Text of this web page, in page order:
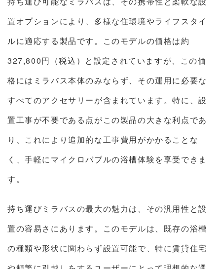
置オプションにより、多様な住環境やライフスタイ
ルに適応する製品です。このモデルの価格は約
327,800円（税込）と設定されていますが、この価
格にはミラバス本体のみならず、その運用に必要な
すべてのアクセサリーが含まれています。特に、設
置工事が不要である点がこの製品の大きな利点であ
り、これにより追加的な工事費用がかかることな
く、手軽にマイクロバブルの浴槽体験を享受できま
す。
持ち運びミラバスの最大の魅力は、その汎用性と設
置の容易さにあります。このモデルは、既存の浴槽
の種類や形状に関わらず設置可能で、特に賃貸住宅